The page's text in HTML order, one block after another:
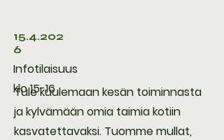
15.4.202
6
Infotilaisuus
klo 15-16
Tule kuulemaan kesän toiminnasta
ja kylvämään omia taimia kotiin
kasvatettavaksi. Tuomme mullat,